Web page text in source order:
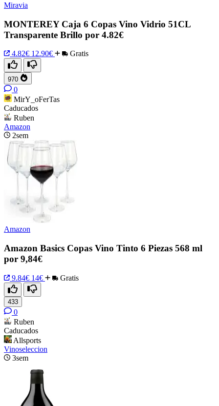
Miravia
MONTEREY Caja 6 Copas Vino Vidrio 51CL
Transparente Brillo por 4.82€
4.82€ 12.90€ Gratis
970
0
MirY_oFerTas
Caducados
Ruben
Amazon
2sem
Amazon
Amazon Basics Copas Vino Tinto 6 Piezas 568 ml
por 9,84€
9.84€ 14€ Gratis
433
0
Ruben
Caducados
Allsports
Vinoseleccion
3sem